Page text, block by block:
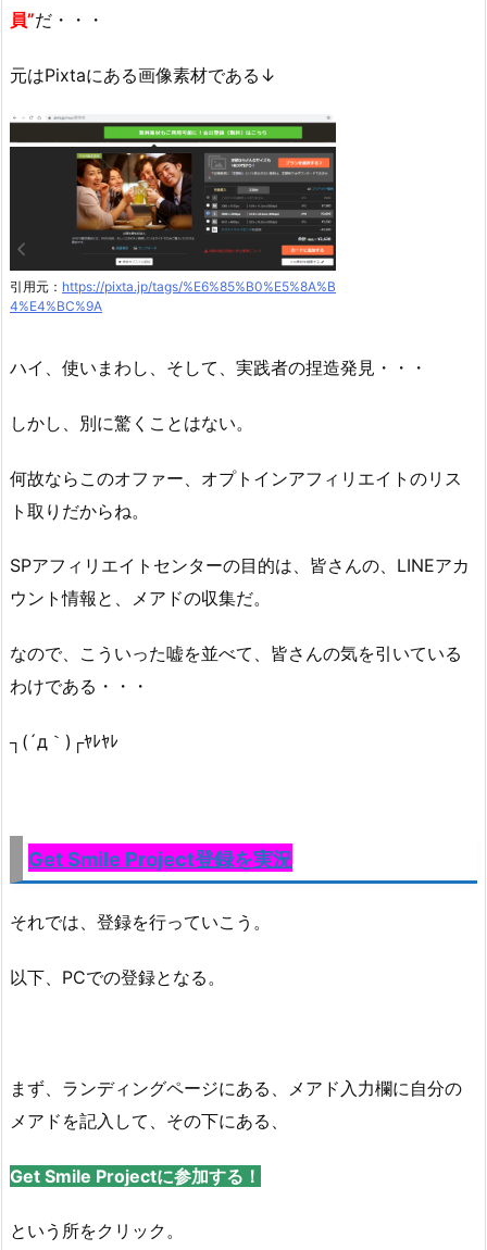
員”だ・・・
元はPixtaにある画像素材である↓
引用元： https://pixta.jp/tags/%E6%85%B0%E5%8A%B
4%E4%BC%9A
ハイ、使いまわし、そして、実践者の捏造発見・・・
しかし、別に驚くことはない。
何故ならこのオファー、オプトインアフィリエイトのリス
ト取りだからね。
SPアフィリエイトセンターの目的は、皆さんの、LINEアカ
ウント情報と、メアドの収集だ。
なので、こういった嘘を並べて、皆さんの気を引いている
わけである・・・
┐(´д｀)┌ﾔﾚﾔﾚ
Get Smile Project登録を実況
それでは、登録を行っていこう。
以下、PCでの登録となる。
まず、ランディングページにある、メアド入力欄に自分の
メアドを記入して、その下にある、
Get Smile Projectに参加する！
という所をクリック。